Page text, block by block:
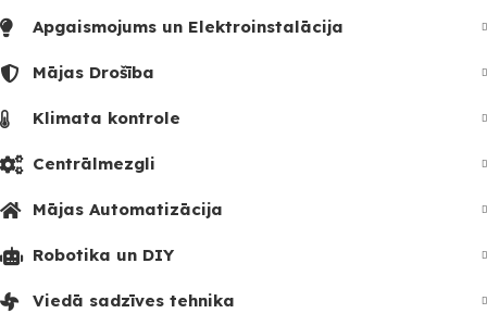
Apgaismojums un Elektroinstalācija
Mājas Drošība
Klimata kontrole
Centrālmezgli
Mājas Automatizācija
Robotika un DIY
Viedā sadzīves tehnika